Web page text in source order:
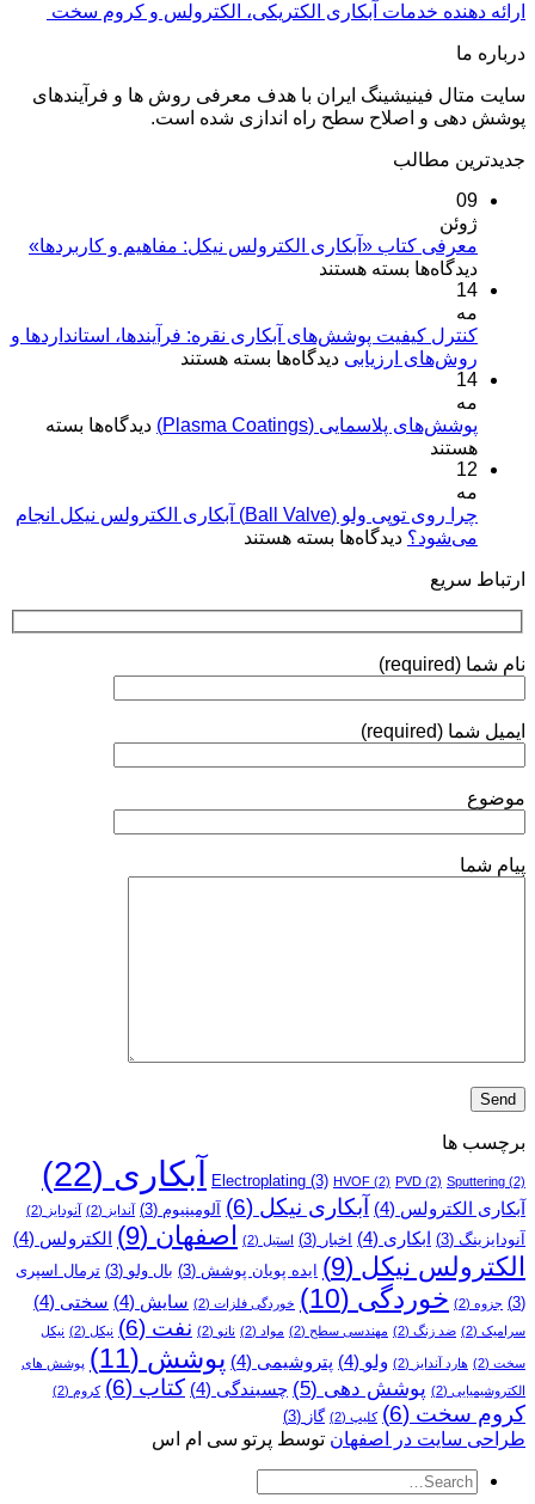
ارائه دهنده خدمات آبکاری الکتریکی، الکترولس و کروم سخت
درباره ما
سایت متال فینیشینگ ایران با هدف معرفی روش ها و فرآیندهای
پوشش دهی و اصلاح سطح راه اندازی شده است.
جدیدترین مطالب
09
ژوئن
معرفی کتاب «آبکاری الکترولس نیکل: مفاهیم و کاربردها»
دیدگاه‌ها برای
«آبکاری
الکترولس
و
بسته هستند
14
مه
کنترل کیفیت پوشش‌های آبکاری نقره: فرآیندها، استانداردها و
روش‌های ارزیابی دیدگاه‌ها برای
پوشش‌های
استانداردها
و
بسته هستند
14
مه
پوشش‌های پلاسمایی (Plasma Coatings)
دیدگاه‌ها برای
Coatings)
بسته
هستند
12
مه
چرا روی توپی‌ ولو (Ball Valve) آبکاری الکترولس نیکل انجام
می‌شود؟ دیدگاه‌ها برای
ولو
نیکل
بسته هستند
ارتباط سریع
نام شما (required)
ایمیل شما (required)
موضوع
پیام شما
برچسب ها
Electroplating (3) HVOF (2) PVD (2) Sputtering (2) آبکاری (22)
آبکاری الکترولس (4) آبکاری نیکل (6) آلومینیوم (3) آندایز (2) آنودایز (2)
آنودایزینگ (3) ابکاری (4) اخبار (3) استیل (2) اصفهان (9) الکترولس (4)
الکترولس نیکل (9) ایده پویان پوشش (3) بال ولو (3)
ترمال اسپری
(3)
جزوه (2) خوردگی (10) خوردگی فلزات (2) سایش (4) سختی (4)
سرامیک (2) ضد زنگ (2) مهندسی سطح (2) مواد (2) نانو (2) نفت (6) نیکل (2) نیکل
سخت (2) هارد آندایز (2) ولو (4) پتروشیمی (4) پوشش (11)
پوشش­ های
الکتروشیمیایی (2) پوشش دهی (5) چسبندگی (4) کتاب (6) کروم (2)
کروم سخت (6) کلیپ (2) گاز (3)
طراحی سایت در اصفهان توسط پرتو سی ام اس